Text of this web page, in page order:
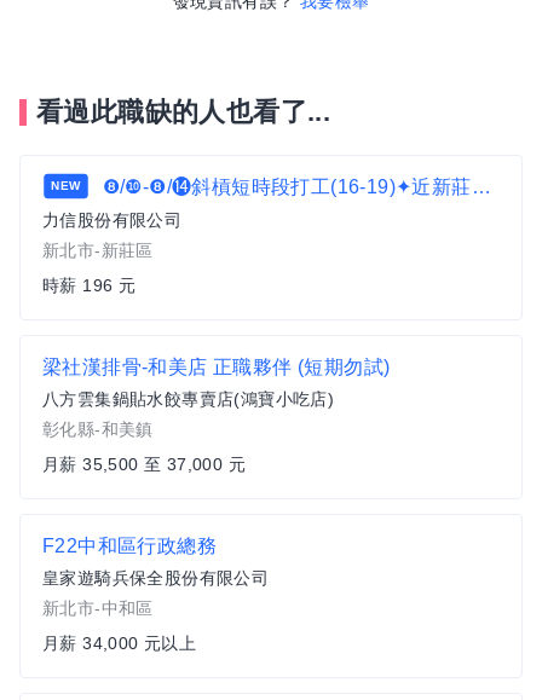
看過此職缺的人也看了...
NEW ❽/❿-❽/⓮斜槓短時段打工(16-19)✦近新莊國賓✦搬運理貨作業c1
力信股份有限公司
新北市-新莊區
時薪 196 元
梁社漢排骨-和美店 正職夥伴 (短期勿試)
八方雲集鍋貼水餃專賣店(鴻寶小吃店)
彰化縣-和美鎮
月薪 35,500 至 37,000 元
F22中和區行政總務
皇家遊騎兵保全股份有限公司
新北市-中和區
月薪 34,000 元以上